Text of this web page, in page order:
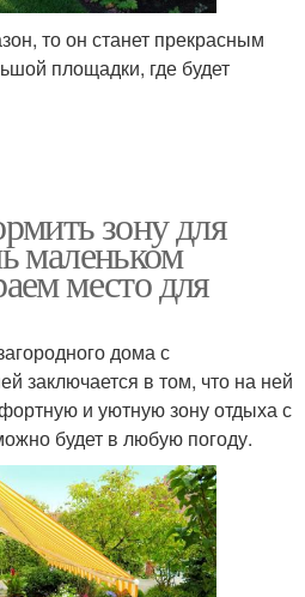
то он станет прекрасным
площадки, где будет
зону для
маленьком
место для
дома с
заключается в том, что на ней
и уютную зону отдыха с
будет в любую погоду.